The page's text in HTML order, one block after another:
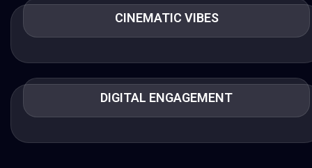
CINEMATIC VIBES
DIGITAL ENGAGEMENT